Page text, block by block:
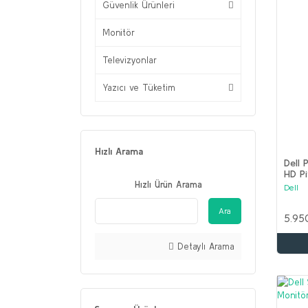
Güvenlik Ürünleri
Monitör
Televizyonlar
Yazıcı ve Tüketim
Hızlı Arama
Hızlı Ürün Arama
Ara
Detaylı Arama
Dell
HD
Dell